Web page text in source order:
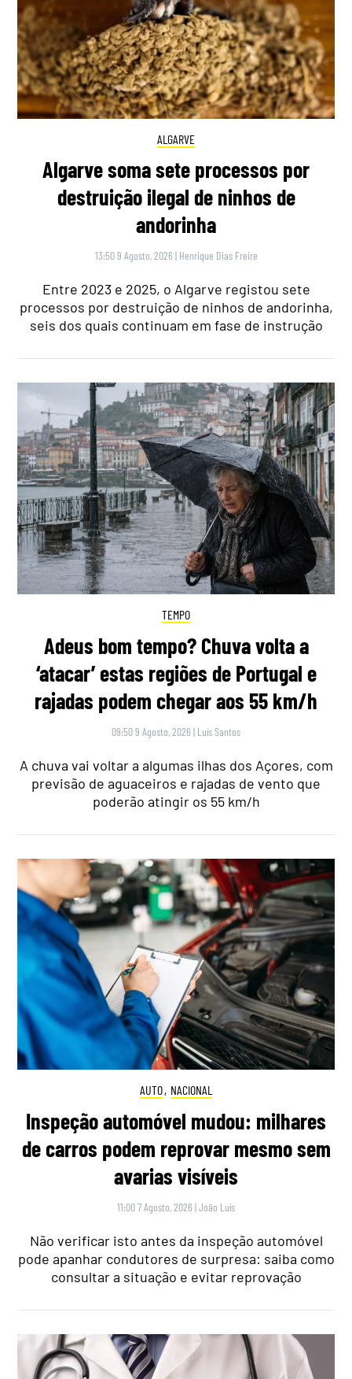
ALGARVE
Algarve soma sete processos por
destruição ilegal de ninhos de
andorinha
13:50 9 Agosto, 2026 | Henrique Dias Freire
Entre 2023 e 2025, o Algarve registou sete
processos por destruição de ninhos de andorinha,
seis dos quais continuam em fase de instrução
TEMPO
Adeus bom tempo? Chuva volta a
‘atacar’ estas regiões de Portugal e
rajadas podem chegar aos 55 km/h
09:50 9 Agosto, 2026 | Luís Santos
A chuva vai voltar a algumas ilhas dos Açores, com
previsão de aguaceiros e rajadas de vento que
poderão atingir os 55 km/h
AUTO, NACIONAL
Inspeção automóvel mudou: milhares
de carros podem reprovar mesmo sem
avarias visíveis
11:00 7 Agosto, 2026 |João Luís
Não verificar isto antes da inspeção automóvel
pode apanhar condutores de surpresa: saiba como
consultar a situação e evitar reprovação